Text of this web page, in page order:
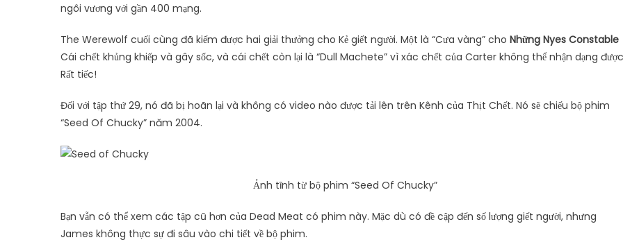
ngôi vương với gần 400 mạng.
The Werewolf cuối cùng đã kiếm được hai giải thưởng cho Kẻ giết người. Một là “Cưa vàng” cho Những Nyes Constable
Cái chết khủng khiếp và gây sốc, và cái chết còn lại là “Dull Machete” vì xác chết của Carter không thể nhận dạng
Rất tiếc!
Đối với tập thứ 29, nó đã bị hoãn lại và không có video nào được tải lên trên Kênh của Thịt Chết. Nó sẽ chiếu bộ phim
“Seed Of Chucky” năm 2004.
Ảnh tĩnh từ bộ phim “Seed Of Chucky”
Bạn vẫn có thể xem các tập cũ hơn của Dead Meat có phim này. Mặc dù có đề cập đến số lượng giết người, nhưng
James không thực sự đi sâu vào chi tiết về bộ phim.